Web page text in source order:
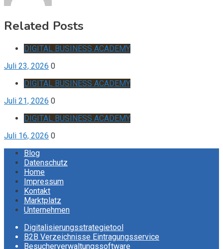
Related Posts
DIGITAL BUSINESS ACADEMY
Juli 23, 2026 0
DIGITAL BUSINESS ACADEMY
Juli 21, 2026 0
DIGITAL BUSINESS ACADEMY
Juli 16, 2026 0
Blog
Datenschutz
Home
Impressum
Kontakt
Marktplatz
Unternehmen
Digitalisierungsstrategietool
B2B Verzeichnisse Eintragungsservice
Besucherverwaltungssoftware